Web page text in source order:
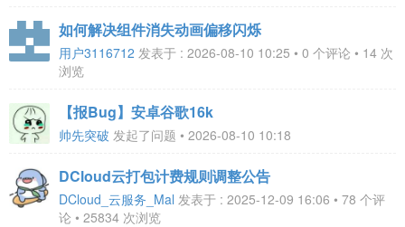
如何解决组件消失动画偏移闪烁
用户3116712 发表于 : 2026-08-10 10:25 • 0 个评论 • 14 次
浏览
【报Bug】安卓谷歌16k
帅先突破 发起了问题 • 2026-08-10 10:18
DCloud云打包计费规则调整公告
DCloud_云服务_Mal 发表于 : 2025-12-09 16:06 • 78 个评
论 • 25834 次浏览